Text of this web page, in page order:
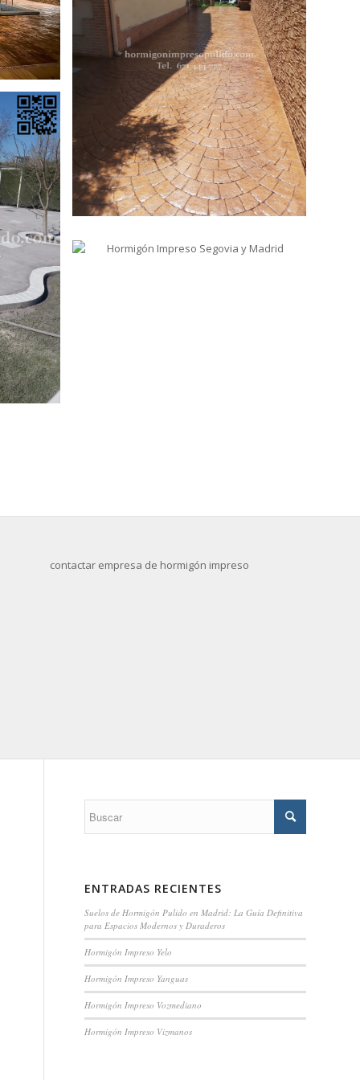
ENTRADAS RECIENTES
Suelos de Hormigón Pulido en Madrid: La Guía Definitiva
para Espacios Modernos y Duraderos
Hormigón Impreso Yelo
Hormigón Impreso Yanguas
Hormigón Impreso Vozmediano
Hormigón Impreso Vizmanos